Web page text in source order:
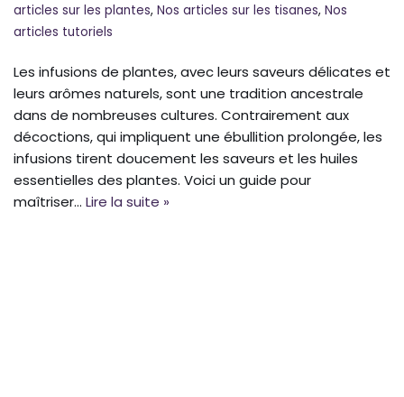
articles sur les plantes, Nos articles sur les tisanes, Nos
articles tutoriels
Les infusions de plantes, avec leurs saveurs délicates et
leurs arômes naturels, sont une tradition ancestrale
dans de nombreuses cultures. Contrairement aux
décoctions, qui impliquent une ébullition prolongée, les
infusions tirent doucement les saveurs et les huiles
essentielles des plantes. Voici un guide pour
maîtriser… Lire la suite »